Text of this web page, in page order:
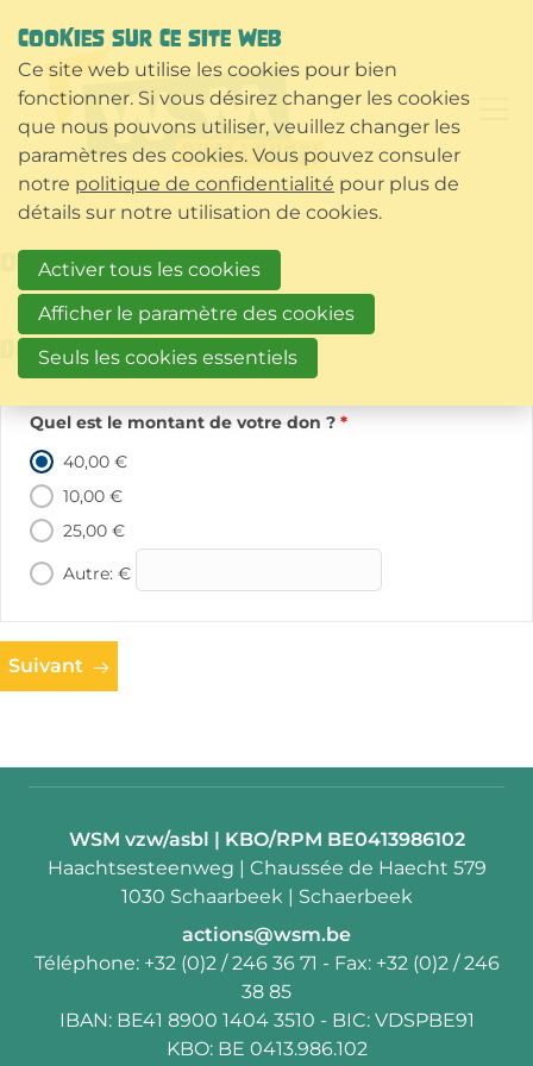
Organisatie / VZW
Don
Quel est le montant de votre don ? *
40,00 €
10,00 €
25,00 €
Autre: €
Suivant
Contact:
WSM vzw/asbl | KBO/RPM BE0413986102
Adresse:
Haachtsesteenweg | Chaussée de Haecht 579
1030 Schaarbeek | Schaerbeek
E-
mail:
actions@wsm.be
Téléphone: +32 (0)2 / 246 36 71 - Fax: +32 (0)2 / 246
38 85
IBAN: BE41 8900 1404 3510 - BIC: VDSPBE91
KBO: BE 0413.986.102
COOKIES SUR CE SITE WEB
Ce site web utilise les cookies pour bien
fonctionner. Si vous désirez changer les cookies
que nous pouvons utiliser, veuillez changer les
paramètres des cookies. Vous pouvez consuler
notre politique de confidentialité pour plus de
détails sur notre utilisation de cookies.
Activer tous les cookies
Afficher le paramètre des cookies
Seuls les cookies essentiels